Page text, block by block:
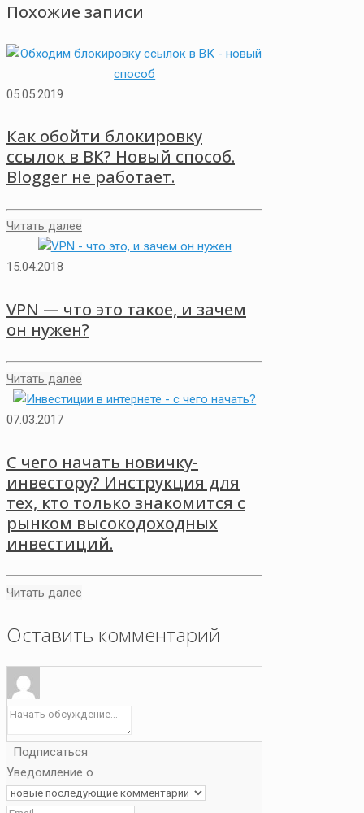
Похожие записи
05.05.2019
Как обойти блокировку
ссылок в ВК? Новый способ.
Blogger не работает.
Читать далее
15.04.2018
VPN — что это такое, и зачем
он нужен?
Читать далее
07.03.2017
С чего начать новичку-
инвестору? Инструкция для
тех, кто только знакомится с
рынком высокодоходных
инвестиций.
Читать далее
Оставить комментарий
Подписаться
Уведомление о